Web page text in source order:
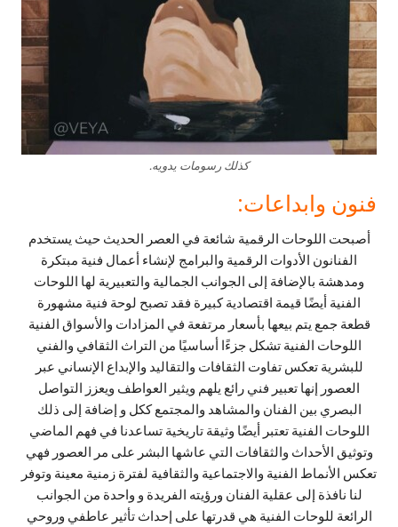
كذلك رسومات يدويه.
فنون وابداعات:
أصبحت اللوحات الرقمية شائعة في العصر الحديث حيث يستخدم
الفنانون الأدوات الرقمية والبرامج لإنشاء أعمال فنية مبتكرة
ومدهشة بالإضافة إلى الجوانب الجمالية والتعبيرية لها اللوحات
الفنية أيضًا قيمة اقتصادية كبيرة فقد تصبح لوحة فنية مشهورة
قطعة جمع يتم بيعها بأسعار مرتفعة في المزادات والأسواق الفنية
اللوحات الفنية تشكل جزءًا أساسيًا من التراث الثقافي والفني
للبشرية تعكس تفاوت الثقافات والتقاليد والإبداع الإنساني عبر
العصور إنها تعبير فني رائع يلهم ويثير العواطف ويعزز التواصل
البصري بين الفنان والمشاهد والمجتمع ككل و إضافة إلى ذلك
اللوحات الفنية تعتبر أيضًا وثيقة تاريخية تساعدنا في فهم الماضي
وتوثيق الأحداث والثقافات التي عاشها البشر على مر العصور فهي
تعكس الأنماط الفنية والاجتماعية والثقافية لفترة زمنية معينة وتوفر
لنا نافذة إلى عقلية الفنان ورؤيته الفريدة و واحدة من الجوانب
الرائعة للوحات الفنية هي قدرتها على إحداث تأثير عاطفي وروحي